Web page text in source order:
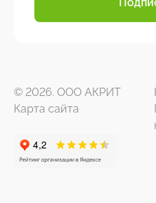
© 2026. ООО АКРИТ
Карта сайта